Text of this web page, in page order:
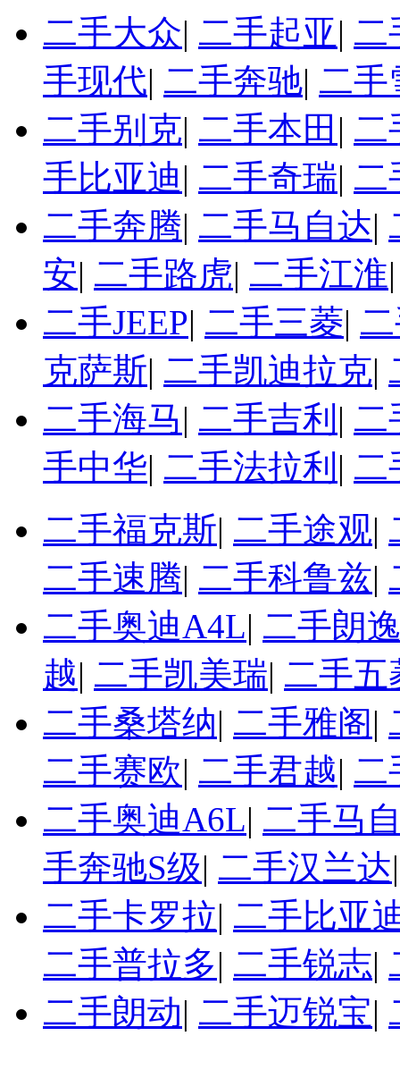
二手大众| 二手起亚| 二
手现代| 二手奔驰| 二手
二手别克| 二手本田 | 二
手比亚迪| 二手奇瑞| 二
二手奔腾| 二手马自达|
安| 二手路虎| 二手江淮
二手JEEP| 二手三菱|
克萨斯| 二手凯迪拉克|
二手海马| 二手吉利 | 二
手中华| 二手法拉利 | 二
二手福克斯| 二手途观|
二手速腾| 二手科鲁兹|
二手奥迪A4L| 二手朗
越| 二手凯美瑞| 二手五
二手桑塔纳| 二手雅阁|
二手赛欧| 二手君越| 二
二手奥迪A6L| 二手马
手奔驰S级| 二手汉兰达
二手卡罗拉| 二手比亚
二手普拉多| 二手锐志|
二手朗动| 二手迈锐宝|